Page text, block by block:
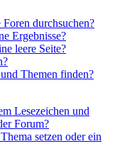
durchsuchen?
Ergebnisse?
leere Seite?
Themen finden?
Lesezeichen und
Forum?
setzen oder ein